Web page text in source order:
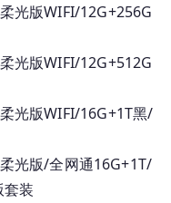
光版WIFI/12G+256G
光版WIFI/12G+512G
光版WIFI/16G+1T黑/
光版/全网通16G+1T/
装